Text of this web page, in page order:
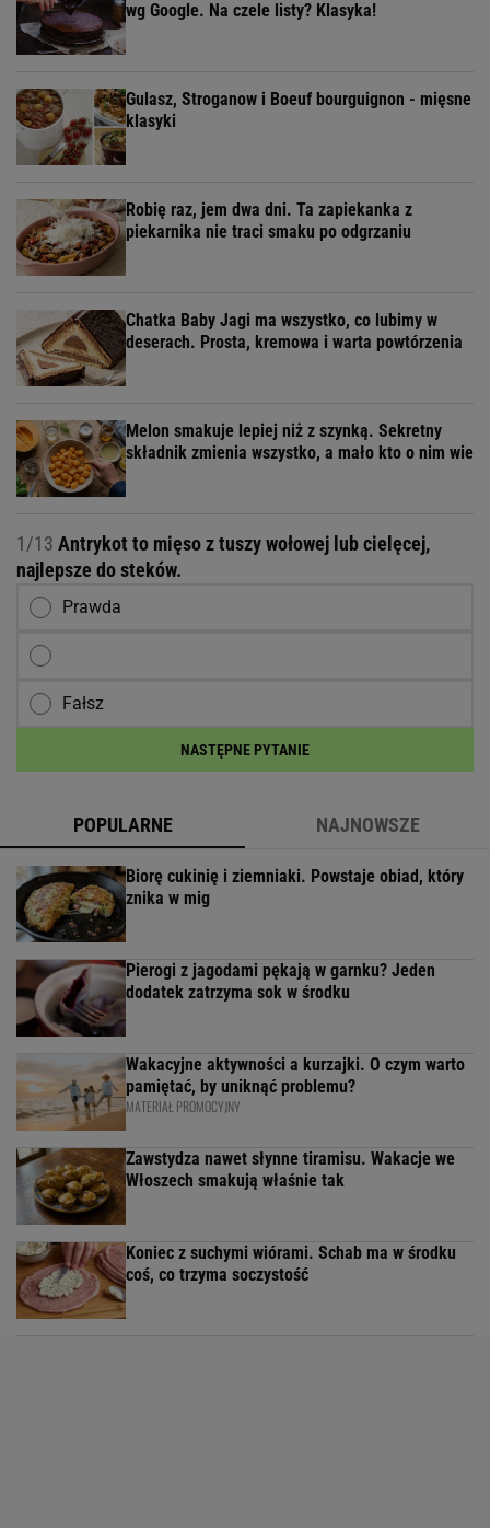
wg Google. Na czele listy? Klasyka!
Gulasz, Stroganow i Boeuf bourguignon - mięsne
klasyki
Robię raz, jem dwa dni. Ta zapiekanka z
piekarnika nie traci smaku po odgrzaniu
Chatka Baby Jagi ma wszystko, co lubimy w
deserach. Prosta, kremowa i warta powtórzenia
Melon smakuje lepiej niż z szynką. Sekretny
składnik zmienia wszystko, a mało kto o nim wie
1/13 Antrykot to mięso z tuszy wołowej lub cielęcej,
najlepsze do steków.
Prawda
Fałsz
NASTĘPNE PYTANIE
POPULARNE NAJNOWSZE
Biorę cukinię i ziemniaki. Powstaje obiad, który
znika w mig
Pierogi z jagodami pękają w garnku? Jeden
dodatek zatrzyma sok w środku
Wakacyjne aktywności a kurzajki. O czym warto
pamiętać, by uniknąć problemu?
MATERIAŁ PROMOCYJNY
Zawstydza nawet słynne tiramisu. Wakacje we
Włoszech smakują właśnie tak
Koniec z suchymi wiórami. Schab ma w środku
coś, co trzyma soczystość